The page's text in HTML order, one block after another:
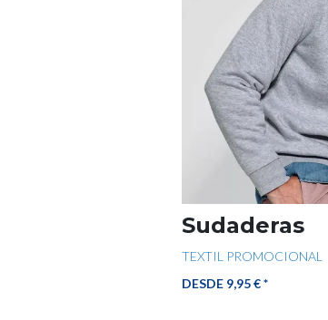
Sudaderas
TEXTIL PROMOCIONAL
DESDE 9,95 € *